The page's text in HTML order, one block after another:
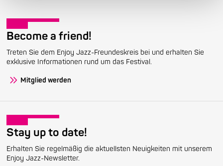
Become a friend!
Treten Sie dem Enjoy Jazz-Freundeskreis bei und erhalten Sie
exklusive Informationen rund um das Festival.
Mitglied werden
Stay up to date!
Erhalten Sie regelmäßig die aktuellsten Neuigkeiten mit unserem
Enjoy Jazz-Newsletter.